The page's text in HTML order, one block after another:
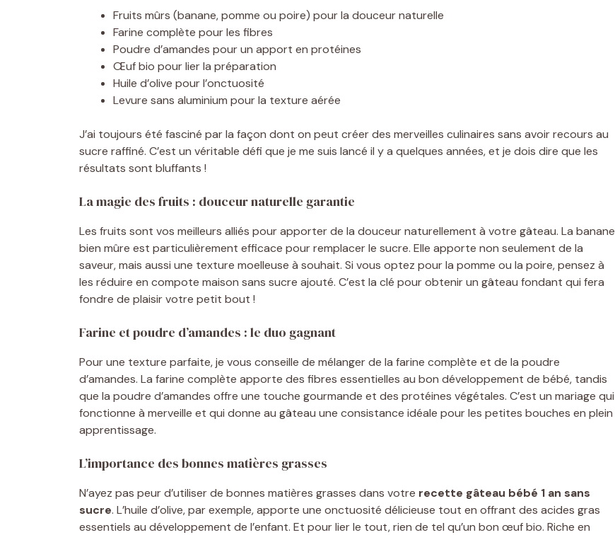
Fruits mûrs (banane, pomme ou poire) pour la douceur naturelle
Farine complète pour les fibres
Poudre d’amandes pour un apport en protéines
Œuf bio pour lier la préparation
Huile d’olive pour l’onctuosité
Levure sans aluminium pour la texture aérée
J’ai toujours été fasciné par la façon dont on peut créer des merveilles culinaires sans avoir recours au
sucre raffiné. C’est un véritable défi que je me suis lancé il y a quelques années, et je dois dire que les
résultats sont bluffants !
La magie des fruits : douceur naturelle garantie
Les fruits sont vos meilleurs alliés pour apporter de la douceur naturellement à votre gâteau. La banane
bien mûre est particulièrement efficace pour remplacer le sucre. Elle apporte non seulement de la
saveur, mais aussi une texture moelleuse à souhait. Si vous optez pour la pomme ou la poire, pensez à
les réduire en compote maison sans sucre ajouté. C’est la clé pour obtenir un gâteau fondant qui fera
fondre de plaisir votre petit bout !
Farine et poudre d’amandes : le duo gagnant
Pour une texture parfaite, je vous conseille de mélanger de la farine complète et de la poudre
d’amandes. La farine complète apporte des fibres essentielles au bon développement de bébé, tandis
que la poudre d’amandes offre une touche gourmande et des protéines végétales. C’est un mariage qui
fonctionne à merveille et qui donne au gâteau une consistance idéale pour les petites bouches en plein
apprentissage.
L’importance des bonnes matières grasses
N’ayez pas peur d’utiliser de bonnes matières grasses dans votre recette gâteau bébé 1 an sans
sucre. L’huile d’olive, par exemple, apporte une onctuosité délicieuse tout en offrant des acides gras
essentiels au développement de l’enfant. Et pour lier le tout, rien de tel qu’un bon œuf bio. Riche en